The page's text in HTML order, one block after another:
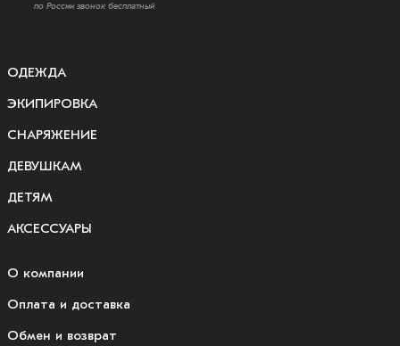
по России звонок бесплатный
ОДЕЖДА
ЭКИПИРОВКА
СНАРЯЖЕНИЕ
ДЕВУШКАМ
ДЕТЯМ
АКСЕССУАРЫ
О компании
Оплата и доставка
Обмен и возврат